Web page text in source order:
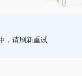
，请刷新重试